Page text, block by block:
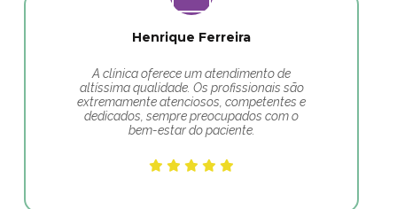
Henrique Ferreira
A clínica oferece um atendimento de
altíssima qualidade. Os profissionais são
extremamente atenciosos, competentes e
dedicados, sempre preocupados com o
bem-estar do paciente.